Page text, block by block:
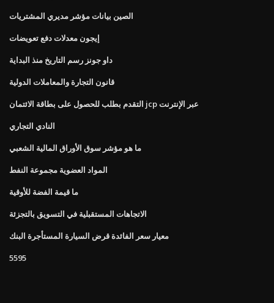
الصين بيانات مؤشر مديري المشتريات
إيجون معدلات دفع تعويضات
داو جونز رسم التاريخ منذ البداية
قانون التجارة والمعاملات الدولية
التقدم بطلب للحصول على بطاقة الائتمان jcp عبر الإنترنت
النادي التجاري
ما هو مؤشر سوق الأوراق المالية الشعبي
المواد العضوية مجموعة النفط
ما قيمة الفضة للأوقية
الاتجاهات المستقبلية في التسويق بالتجزئة
معيار سعر الفائدة قرض السيارة المستأجرة البنك
5595